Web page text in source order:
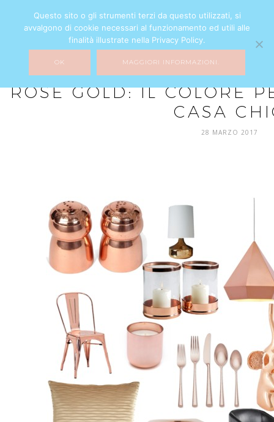
ROSE GOLD: IL COLORE
CASA
28 MARZO 2017
Questo sito o gli strumenti terzi da questo utilizzati, si
avvalgono di cookie necessari al funzionamento ed utili alle
finalità illustrate nella Privacy Policy.
OK MAGGIORI INFORMAZIONI.